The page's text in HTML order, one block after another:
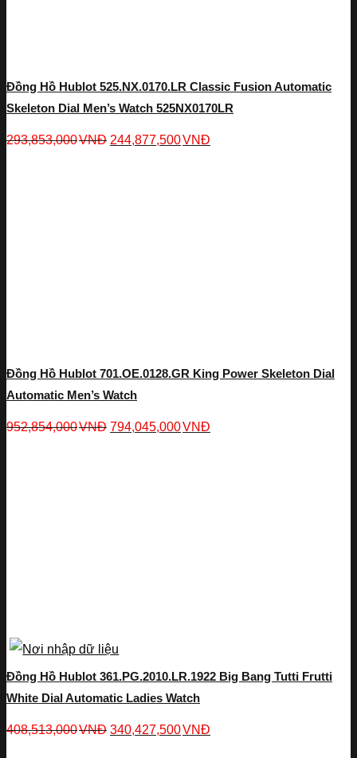
Đồng Hồ Hublot 525.NX.0170.LR Classic Fusion Automatic
Skeleton Dial Men’s Watch 525NX0170LR
293,853,000VNĐ 244,877,500VNĐ
Đồng Hồ Hublot 701.OE.0128.GR King Power Skeleton Dial
Automatic Men’s Watch
952,854,000VNĐ 794,045,000VNĐ
Đồng Hồ Hublot 361.PG.2010.LR.1922 Big Bang Tutti Frutti
White Dial Automatic Ladies Watch
408,513,000VNĐ 340,427,500VNĐ